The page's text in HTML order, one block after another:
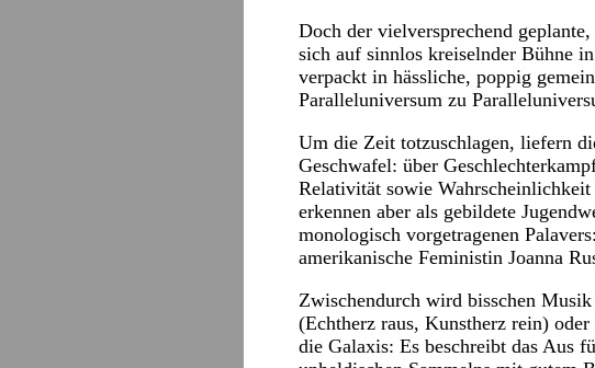
Doch der vielversprechend
sich auf sinnlos kreiselnder Bühne
verpackt in hässliche, poppig
Paralleluniversum zu
Um die Zeit totzuschlagen, liefern
Geschwafel: über
Relativität sowie
erkennen aber als gebildete
monologisch vorgetragenen
amerikanische Feministin Joanna
Zwischendurch wird bisschen
(Echtherz raus, Kunstherz rein)
die Galaxis: Es beschreibt das Aus